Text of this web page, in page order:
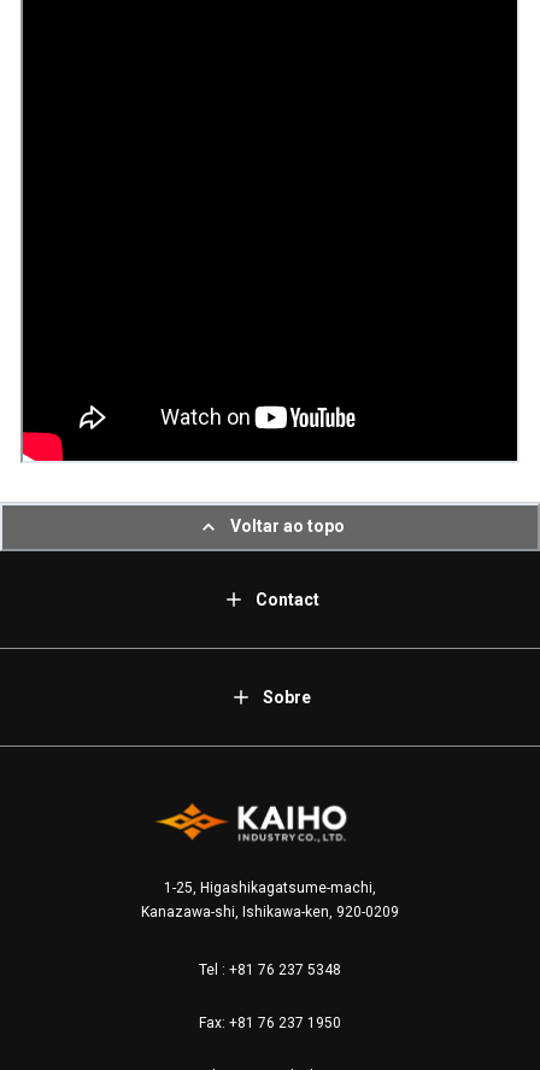
Voltar ao topo
Contact
Sobre
1-25, Higashikagatsume-machi,
Kanazawa-shi, Ishikawa-ken, 920-0209
Tel : +81 76 237 5348
Fax: +81 76 237 1950